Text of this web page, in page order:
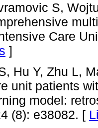
S,
Care
]
Hu Y, Zhu L,
unit patients
model:
(8): e38082. [